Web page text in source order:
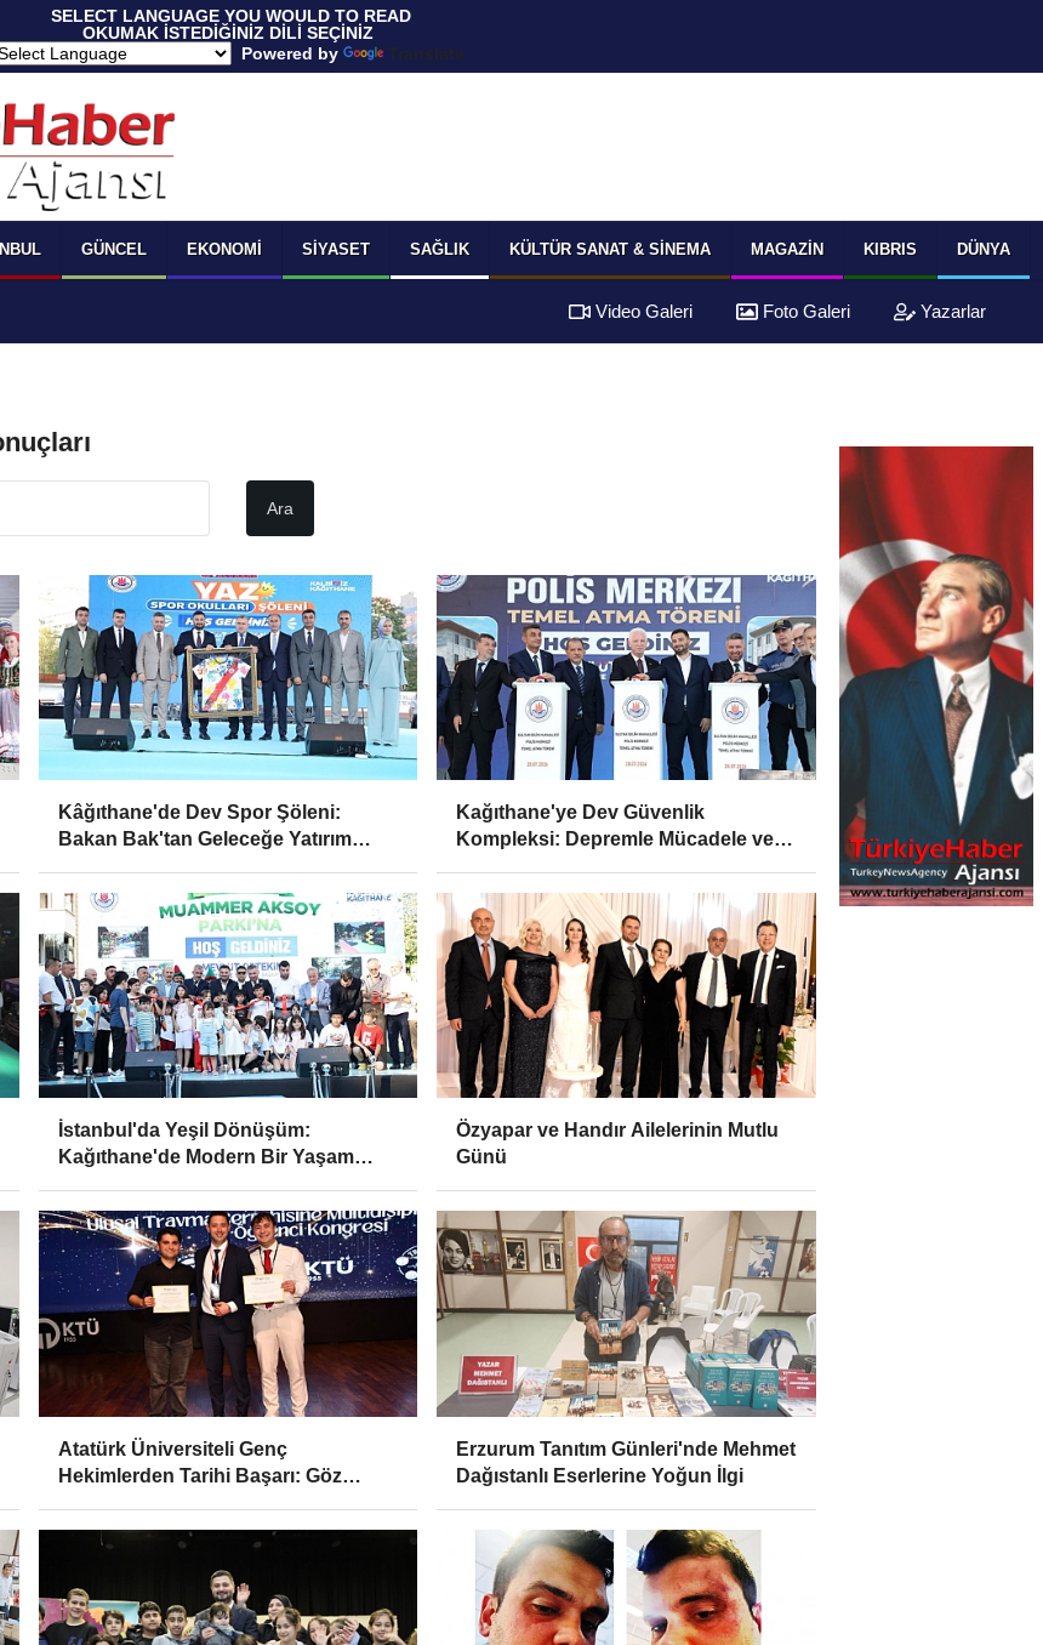
SELECT LANGUAGE YOU WOULD TO READ
OKUMAK İSTEDİĞİNİZ DİLİ SEÇİNİZ
Powered by
Translate
GÜNCEL EKONOMI SIYASET SAĞLIK KÜLTÜR SANAT & SINEMA MAGAZIN KIBRIS DÜNYA
Video Galeri Foto Galeri Yazarlar
Kâğıthane'de Dev Spor Şöleni:
Bakan Bak'tan Geleceğe Yatırım
Kağıthane'ye Dev Güvenlik
Kompleksi: Depremle Mücadele ve
İstanbul'da Yeşil Dönüşüm:
Kağıthane'de Modern Bir Yaşam
Özyapar ve Handır Ailelerinin Mutlu
Günü
Atatürk Üniversiteli Genç
Hekimlerden Tarihi Başarı: Göz
Erzurum Tanıtım Günleri'nde Mehmet
Dağıstanlı Eserlerine Yoğun İlgi